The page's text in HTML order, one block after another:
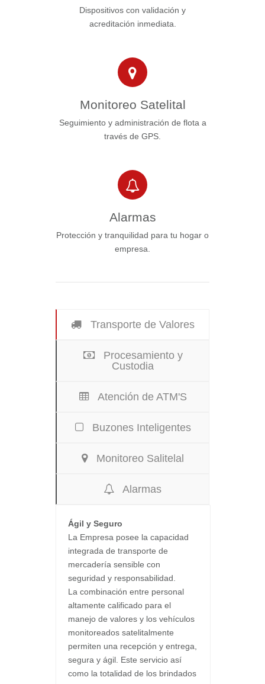
Dispositivos con validación y
acreditación inmediata.
Monitoreo Satelital
Seguimiento y administración de flota a
través de GPS.
Alarmas
Protección y tranquilidad para tu hogar o
empresa.
Transporte de Valores
Procesamiento y
Custodia
Atención de ATM'S
Buzones Inteligentes
Monitoreo Salitelal
Alarmas
Ágil y Seguro
La Empresa posee la capacidad
integrada de transporte de
mercadería sensible con
seguridad y responsabilidad.
La combinación entre personal
altamente calificado para el
manejo de valores y los vehículos
monitoreados satelitalmente
permiten una recepción y entrega,
segura y ágil. Este servicio así
como la totalidad de los brindados